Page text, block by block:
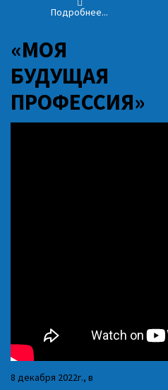
Подробнее...
«МОЯ
БУДУЩАЯ
ПРОФЕССИЯ»
8 декабря 2022г., в